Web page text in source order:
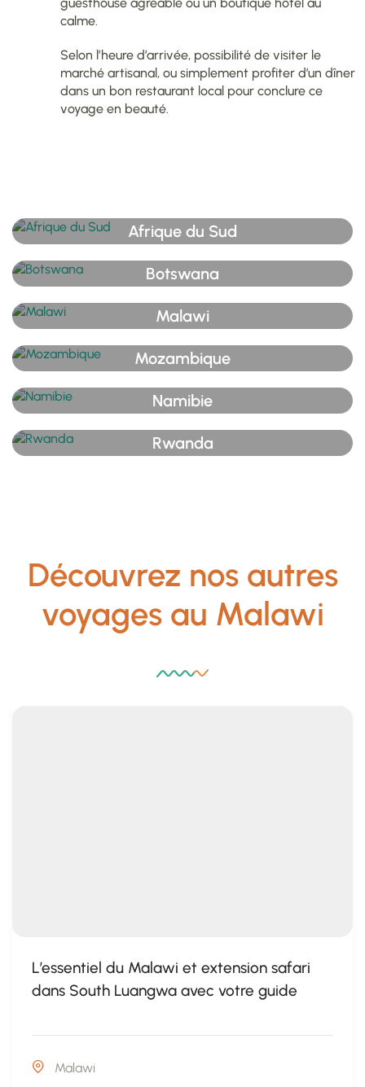
calme.
Selon l’heure d’arrivée, possibilité de visiter le
marché artisanal, ou simplement profiter d’un dîner
dans un bon restaurant local pour conclure ce
voyage en beauté.
Afrique du Sud
Botswana
Malawi
Mozambique
Namibie
Rwanda
Découvrez nos autres
voyages au Malawi
L’essentiel du Malawi et extension safari
dans South Luangwa avec votre guide
Malawi